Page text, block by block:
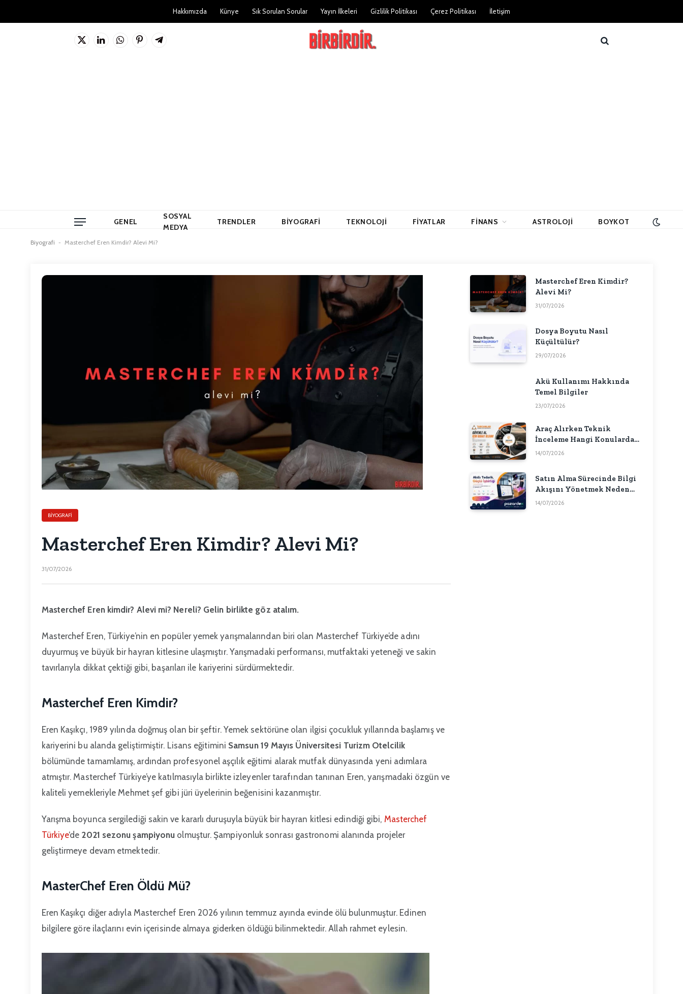
Hakkımızda Künye Sık Sorulan Sorular Yayın İlkeleri Gizlilik Politikası Çerez Politikası İletişim
X
LinkedInWhatsAppPinterest'in
Telgraf
GENEL
SOSYAL
MEDYA
TRENDLER BIYOGRAFI TEKNOLOJI FIYATLAR FINANS ASTROLOJI BOYKOT
Biyografi - Masterchef Eren Kimdir? Alevi Mi?
BIYOGRAFI
Masterchef Eren Kimdir? Alevi Mi?
31/07/2026
Masterchef Eren kimdir? Alevi mi? Nereli? Gelin birlikte göz atalım.
Masterchef Eren, Türkiye’nin en popüler yemek yarışmalarından biri olan Masterchef Türkiye’de adını
duyurmuş ve büyük bir hayran kitlesine ulaşmıştır. Yarışmadaki performansı, mutfaktaki yeteneği ve sakin
tavırlarıyla dikkat çektiği gibi, başarıları ile kariyerini sürdürmektedir.
Masterchef Eren Kimdir?
Eren Kaşıkçı, 1989 yılında doğmuş olan bir şeftir. Yemek sektörüne olan ilgisi çocukluk yıllarında başlamış ve
kariyerini bu alanda geliştirmiştir. Lisans eğitimini Samsun 19 Mayıs Üniversitesi Turizm Otelcilik
bölümünde tamamlamış, ardından profesyonel aşçılık eğitimi alarak mutfak dünyasında yeni adımlara
atmıştır. Masterchef Türkiye’ye katılmasıyla birlikte izleyenler tarafından tanınan Eren, yarışmadaki özgün ve
kaliteli yemekleriyle Mehmet şef gibi jüri üyelerinin beğenisini kazanmıştır.
Yarışma boyunca sergilediği sakin ve kararlı duruşuyla büyük bir hayran kitlesi edindiği gibi, Masterchef
Türkiye‘de 2021 sezonu şampiyonu olmuştur. Şampiyonluk sonrası gastronomi alanında projeler
geliştirmeye devam etmektedir.
MasterChef Eren Öldü Mü?
Eren Kaşıkçı diğer adıyla Masterchef Eren 2026 yılının temmuz ayında evinde ölü bulunmuştur. Edinen
bilgilere göre ilaçlarını evin içerisinde almaya giderken öldüğü bilinmektedir. Allah rahmet eylesin.
Masterchef Eren Kimdir?
Alevi Mi?
31/07/2026
Dosya Boyutu Nasıl
Küçültülür?
29/07/2026
Akü Kullanımı Hakkında
Temel Bilgiler
23/07/2026
Araç Alırken Teknik
İnceleme Hangi Konularda
Fikir Verebilir?
14/07/2026
Satın Alma Sürecinde Bilgi
Akışını Yönetmek Neden
Önemlidir?
14/07/2026